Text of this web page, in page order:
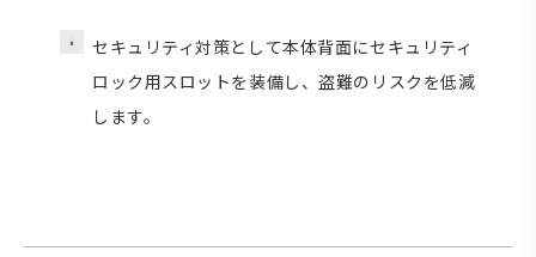
セキュリティ対策として本体背面にセキュリティ
ロック用スロットを装備し、盗難のリスクを低減
します。